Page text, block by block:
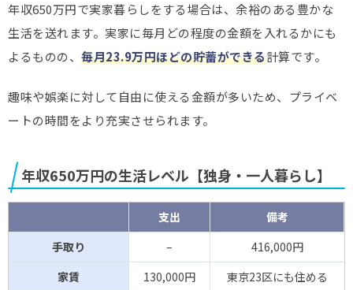
年収650万円で実家暮らしをする場合は、余裕のある豊かな
生活を送れます。実家に毎月どの程度の金額を入れるかにも
よるものの、 毎月23.9万円ほどの貯蓄ができる計算です。
趣味や娯楽に対して自由に使える金額が多いため、プライベ
ートの時間をより充実させられます。
年収650万円の生活レベル【独身・一人暮らし】
支出
備考
手取り
–
416,000円
家賃
130,000円
東京23区にも住める